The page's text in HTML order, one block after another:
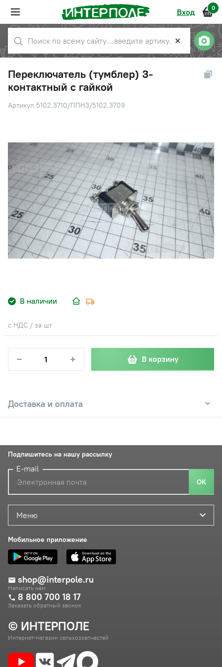
Вход 0
✕
Переключатель (тумблер) 3-
контактный с гайкой
Артикул 5102.3710/ППН3/5102.3709
В наличии
с НДС / за шт
− + В корзину
Доставка и оплата
© ИНТЕРПОЛЕ
Интернет-магазин сельхоззапчастей
Меню
Мобильное приложение
shop@interpole.ru
Написать нам
8 800 700 18 17
Заказать обратный звонок
Подпишитесь на нашу рассылку
E-mail
ОК